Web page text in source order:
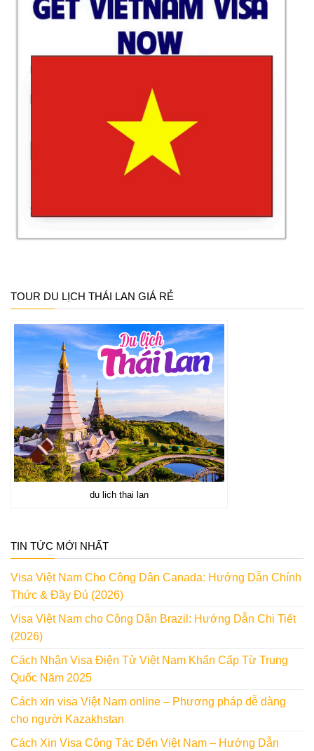
TOUR DU LỊCH THÁI LAN GIÁ RẺ
du lich thai lan
TIN TỨC MỚI NHẤT
Visa Việt Nam Cho Công Dân Canada: Hướng Dẫn Chính
Thức & Đầy Đủ (2026)
Visa Việt Nam cho Công Dân Brazil: Hướng Dẫn Chi Tiết
(2026)
Cách Nhận Visa Điện Tử Việt Nam Khẩn Cấp Từ Trung
Quốc Năm 2025
Cách xin visa Việt Nam online – Phương pháp dễ dàng
cho người Kazakhstan
Cách Xin Visa Công Tác Đến Việt Nam – Hướng Dẫn